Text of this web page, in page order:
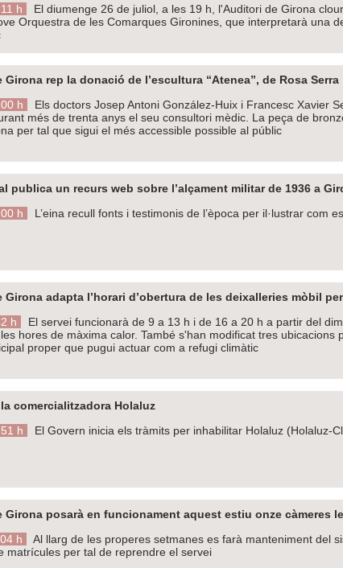
h
El diumenge 26 de juliol, a les 19 h, l'Auditori de Girona
Orquestra de les Comarques Gironines, que interpretarà una
Girona rep la donació de l’escultura “Atenea”, de Rosa Serra
h
Els doctors Josep Antoni González-Huix i Francesc Xavier
més de trenta anys el seu consultori mèdic. La peça de
per tal que sigui el més accessible possible al públic
publica un recurs web sobre l’alçament militar de 1936 a
h
L’eina recull fonts i testimonis de l’època per il·lustrar com
Girona adapta l’horari d’obertura de les deixalleries mòbil
h
El servei funcionarà de 9 a 13 h i de 16 a 20 h a partir del
hores de màxima calor. També s'han modificat tres ubicacions
proper que pugui actuar com a refugi climàtic
comercialitzadora Holaluz
h
El Govern inicia els tràmits per inhabilitar Holaluz (Holaluz-
Girona posarà en funcionament aquest estiu onze càmeres
h
Al llarg de les properes setmanes es farà manteniment del
matrícules per tal de reprendre el servei